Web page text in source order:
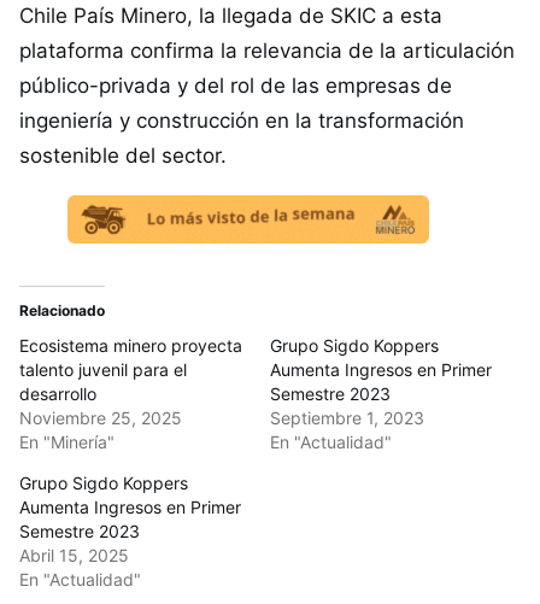
Chile País Minero, la llegada de SKIC a esta
plataforma confirma la relevancia de la articulación
público-privada y del rol de las empresas de
ingeniería y construcción en la transformación
sostenible del sector.
Relacionado
Ecosistema minero proyecta
talento juvenil para el
desarrollo
Noviembre 25, 2025
En "Minería"
Grupo Sigdo Koppers
Aumenta Ingresos en Primer
Semestre 2023
Septiembre 1, 2023
En "Actualidad"
Grupo Sigdo Koppers
Aumenta Ingresos en Primer
Semestre 2023
Abril 15, 2025
En "Actualidad"